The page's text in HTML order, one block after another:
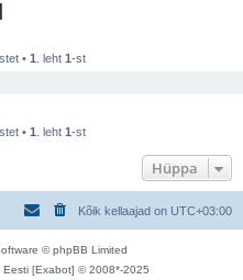
• 1 . leht 1-st
• 1 . leht 1-st
Hüppa
Kõik kellaajad on UTC+03:00
© phpBB Limited
[Exabot] © 2008*-2025